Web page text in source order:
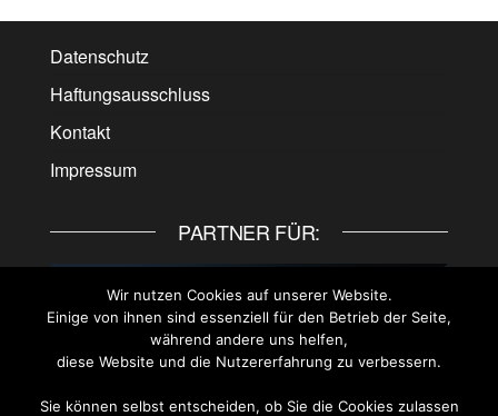
Datenschutz
Haftungsausschluss
Kontakt
Impressum
PARTNER FÜR:
Wir nutzen Cookies auf unserer Website.
Einige von ihnen sind essenziell für den Betrieb der Seite,
während andere uns helfen,
diese Website und die Nutzererfahrung zu verbessern.
Sie können selbst entscheiden, ob Sie die Cookies zulassen